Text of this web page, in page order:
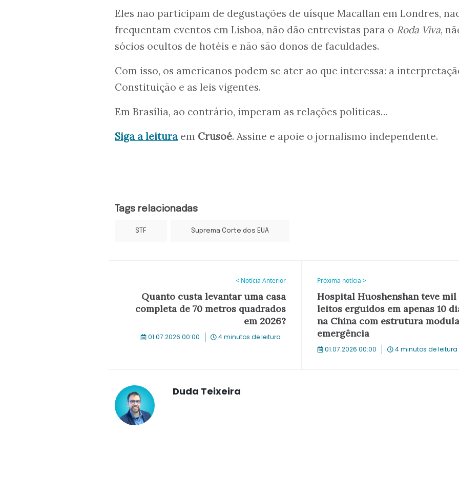
Eles não participam de degustações de uísque Macallan em Londres,
frequentam eventos em Lisboa, não dão entrevistas para o Roda Viva,
sócios ocultos de hotéis e não são donos de faculdades.
Com isso, os americanos podem se ater ao que interessa: a
Constituição e as leis vigentes.
Em Brasília, ao contrário, imperam as relações políticas…
Siga a leitura em Crusoé. Assine e apoie o jornalismo independente.
Tags relacionadas
STF Suprema Corte dos EUA
< Notícia Anterior
Quanto custa levantar uma casa
completa de 70 metros quadrados
em 2026?
01.07.2026 00:00 4 minutos de leitura
Próxima notícia >
Hospital Huoshenshan teve mil
leitos erguidos em apenas 10
na China com estrutura
emergência
01.07.2026 00:00 4 minutos de leitura
Duda Teixeira